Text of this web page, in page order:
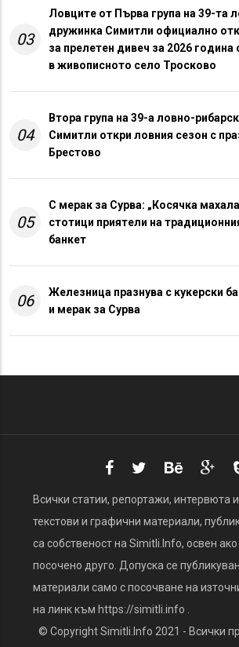
03
Ловците от Първа група на 39-та
дружинка Симитли официално
за прелетен дивеч за 2026
в живописното село Тросково
04
Втора група на 39-а ловно-
Симитли откри ловния сезон с
Брестово
05
С мерак за Сурва: „Косячка
стотици приятели на
банкет
06
Железница празнува с кукерски
и мерак за Сурва
Всички статии, репортажи, интервюта
текстови и графични материали,
са собственост на Simitli.Info, освен
посочено друго. Допуска се
материали само с посочване на
на линк към https://simitli.info .
© Copyright Simitli.Info 2021 - Всички